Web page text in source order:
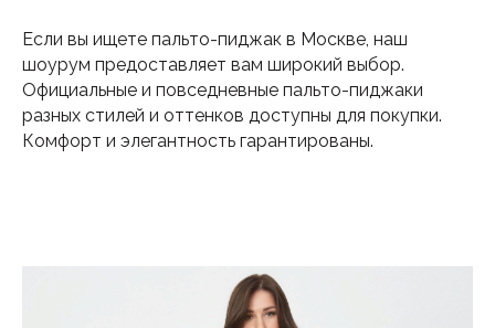
Если вы ищете пальто-пиджак в Москве, наш
шоурум предоставляет вам широкий выбор.
Официальные и повседневные пальто-пиджаки
разных стилей и оттенков доступны для покупки.
Комфорт и элегантность гарантированы.